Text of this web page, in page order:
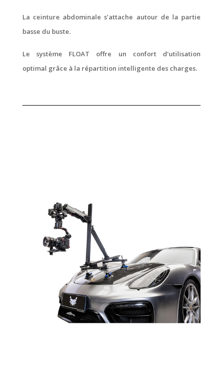
La ceinture abdominale s’attache autour de la partie
basse du buste.
Le système FLOAT offre un confort d’utilisation
optimal grâce à la répartition intelligente des charges.